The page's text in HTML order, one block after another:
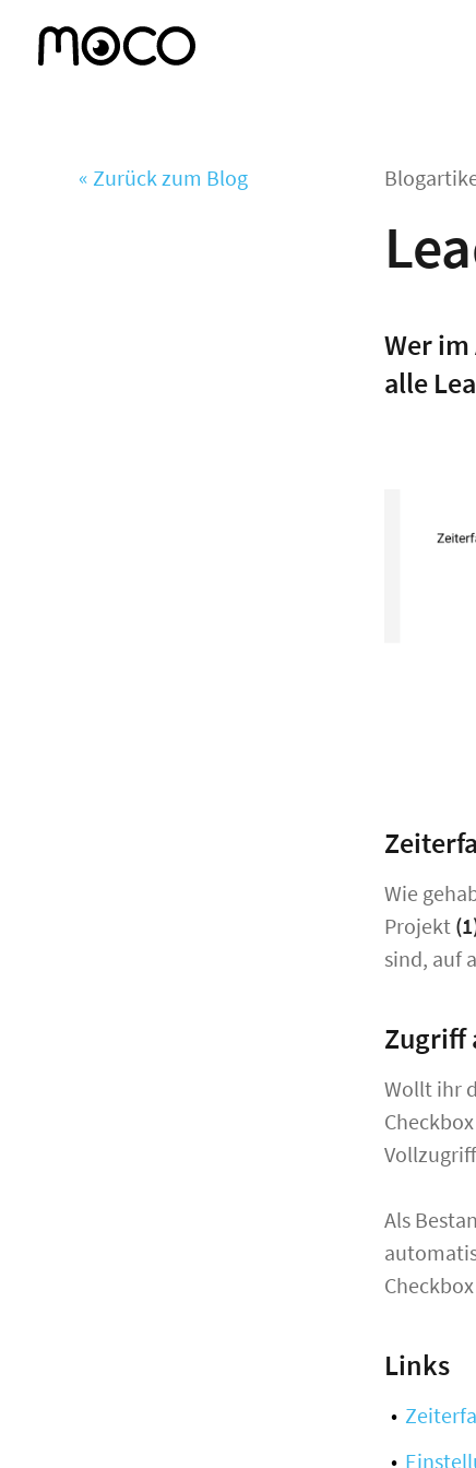
« Zurück zum Blog
Wer
alle
Wie
Projekt
sind, auf
Zugriff
Wollt ihr
Checkbox
Als
Links